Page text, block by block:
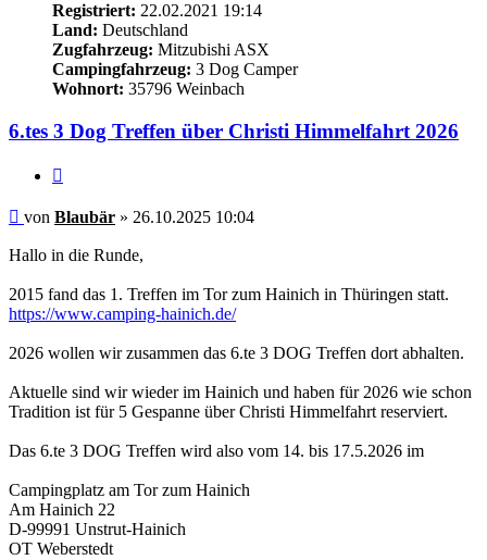
Registriert: 22.02.2021 19:14
Land: Deutschland
Zugfahrzeug: Mitzubishi ASX
Campingfahrzeug: 3 Dog Camper
Wohnort: 35796 Weinbach
6.tes 3 Dog Treffen über Christi Himmelfahrt 2026
Beitrag
von Blaubär » 26.10.2025 10:04
Hallo in die Runde,
2015 fand das 1. Treffen im Tor zum Hainich in Thüringen statt.
https://www.camping-hainich.de/
2026 wollen wir zusammen das 6.te 3 DOG Treffen dort abhalten.
Aktuelle sind wir wieder im Hainich und haben für 2026 wie schon
Tradition ist für 5 Gespanne über Christi Himmelfahrt reserviert.
Das 6.te 3 DOG Treffen wird also vom 14. bis 17.5.2026 im
Campingplatz am Tor zum Hainich
Am Hainich 22
D-99991 Unstrut-Hainich
OT Weberstedt